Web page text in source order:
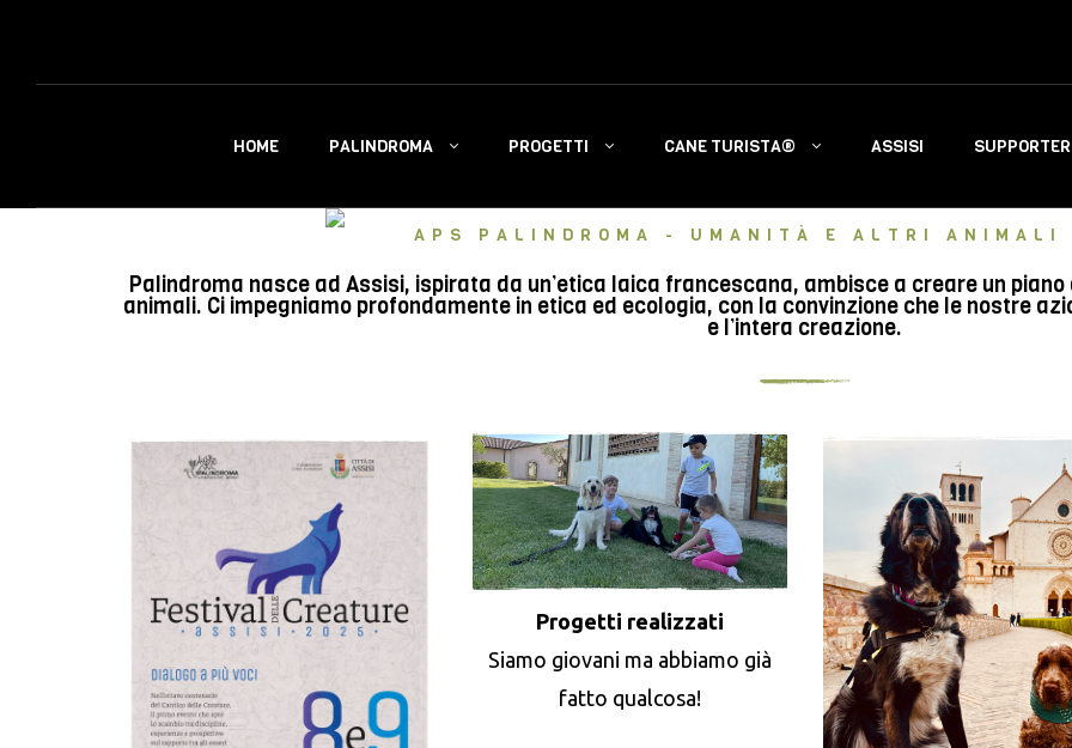
HOME PALINDROMA PROGETTI CANE TURISTA® ASSISI
APS PALINDROMA - UMANITÀ E ALTRI
Palindroma nasce ad Assisi, ispirata da un’etica laica francescana, ambisce a creare un
animali. Ci impegniamo profondamente in etica ed ecologia, con la convinzione che le nostre
e l’intera creazione.
Progetti realizzati
Siamo giovani ma abbiamo già
fatto qualcosa!